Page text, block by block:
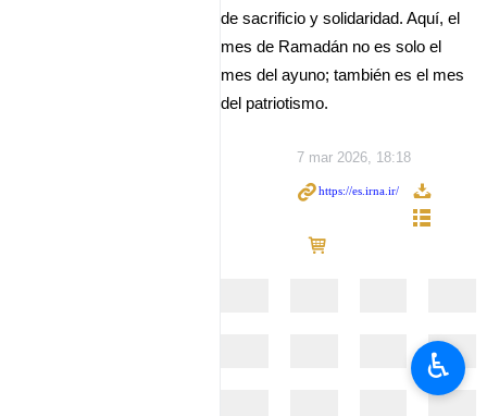
de sacrificio y solidaridad. Aquí, el
mes de Ramadán no es solo el
mes del ayuno; también es el mes
del patriotismo.
7 mar 2026, 18:18
♿︎